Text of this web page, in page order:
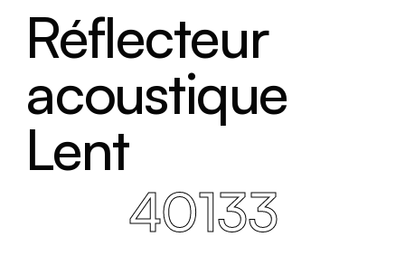
Réflecteur
acoustique
Lent
40133